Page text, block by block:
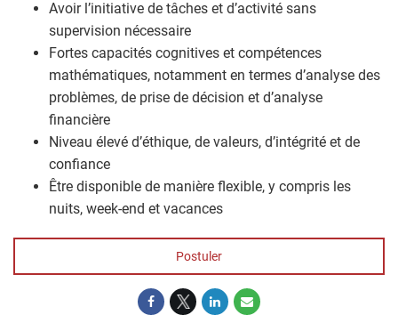
Avoir l’initiative de tâches et d’activité sans
supervision nécessaire
Fortes capacités cognitives et compétences
mathématiques, notamment en termes d’analyse des
problèmes, de prise de décision et d’analyse
financière
Niveau élevé d’éthique, de valeurs, d’intégrité et de
confiance
Être disponible de manière flexible, y compris les
nuits, week-end et vacances
Postuler